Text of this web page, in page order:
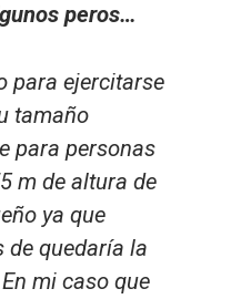
peros…
para ejercitarse
tamaño
para personas
m de altura de
ya que
de quedaría la
mi caso que